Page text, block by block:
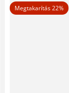
Megtakarítás 22%